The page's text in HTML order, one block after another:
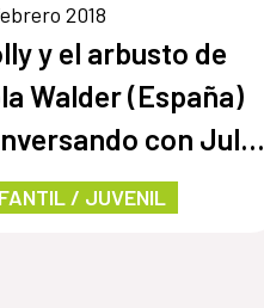
2018
y el arbusto de
Walder (España)
con Julio
Echeverría
/ JUVENIL